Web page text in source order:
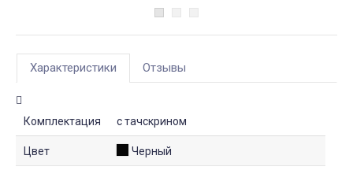
Характеристики Отзывы
Комплектация с тачскрином
Цвет Черный